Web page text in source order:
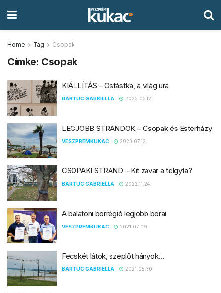
Home Tag Csopak
Címke: Csopak
KIÁLLÍTÁS – Ostástka, a világ ura
BARTUC GABRIELLA 2025.05.12.
LEGJOBB STRANDOK – Csopak és Esterházy
VESZPREMKUKAC 2023.07.13.
CSOPAKI STRAND – Kit zavar a tölgyfa?
BARTUC GABRIELLA 2022.11.24.
A balatoni borrégió legjobb borai
VESZPREMKUKAC 2021.07.09.
Fecskét látok, szeplőt hányok…
BARTUC GABRIELLA 2021.05.30.